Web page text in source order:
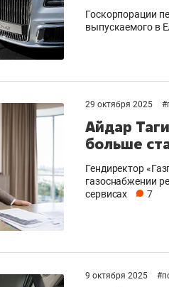
Госкорпорации
выпускаемого в
29 октября 2025 #
Айдар
больше
Гендиректор
газоснабжении
сервисах
7
9 октября 2025 #